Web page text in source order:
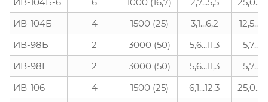
ИВ-104Б
4 1500 (25) 3,1...6,2
ИВ-98Б
2 3000 (50) 5,6...11,3
ИВ-98Е
2 3000 (50) 5,6...11,3
ИВ-106
4 1500 (25) 6,1...12,3